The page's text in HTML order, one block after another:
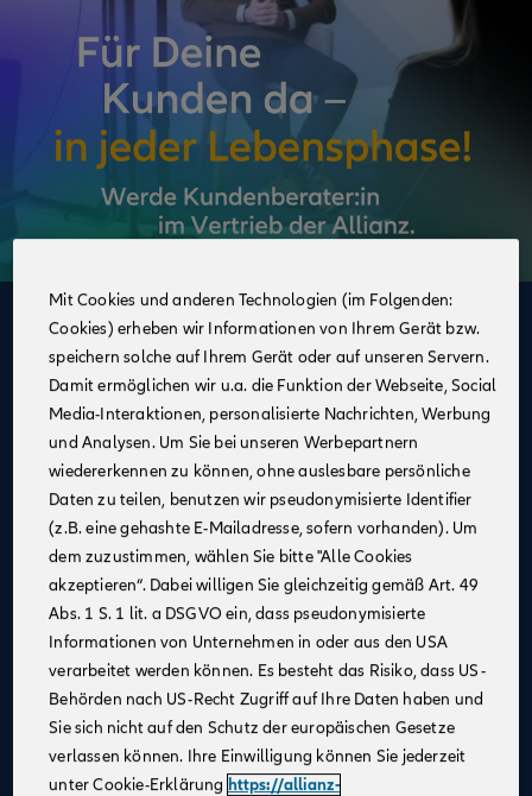
Deine Vorteile
im Vertrieb der Allianz
Kontinuierliche Unterstützung : Profitiere von
Schulungen und Coachings durch erfahrene
Mitarbeiter:innen, Trainer:innen und Führungskräfte,
um fachlich und persönlich zu wachsen.
Flexible Arbeitsmöglichkeiten
: Nutze unsere
digitalen Beratungstools, um von überall aus zu
arbeiten und Deine Kundinnen und Kunden
bestmöglich zu betreuen.
Attraktives Vergütungsmodell: Gestalte Dein
Einkommen selbst – durch Fleiß und Engagement
kannst Du über Dein Festgehalt hinaus Provisionen
und leistungsbezogene Sondervergütungen
verdienen.
Mit Cookies und anderen Technologien (im Folgenden:
Cookies) erheben wir Informationen von Ihrem Gerät bzw.
speichern solche auf Ihrem Gerät oder auf unseren Servern.
Damit ermöglichen wir u.a. die Funktion der Webseite, Social
Media-Interaktionen, personalisierte Nachrichten, Werbung
und Analysen. Um Sie bei unseren Werbepartnern
wiedererkennen zu können, ohne auslesbare persönliche
Daten zu teilen, benutzen wir pseudonymisierte Identifier
(z.B. eine gehashte E-Mailadresse, sofern vorhanden). Um
dem zuzustimmen, wählen Sie bitte "Alle Cookies
akzeptieren“. Dabei willigen Sie gleichzeitig gemäß Art. 49
Abs. 1 S. 1 lit. a DSGVO ein, dass pseudonymisierte
Informationen von Unternehmen in oder aus den USA
verarbeitet werden können. Es besteht das Risiko, dass US-
Behörden nach US-Recht Zugriff auf Ihre Daten haben und
Sie sich nicht auf den Schutz der europäischen Gesetze
verlassen können. Ihre Einwilligung können Sie jederzeit
unter Cookie-Erklärung https://allianz-